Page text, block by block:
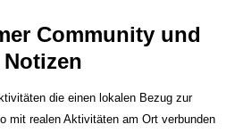
Community und
Notizen
die einen lokalen Bezug zur
mit realen Aktivitäten am Ort verbunden